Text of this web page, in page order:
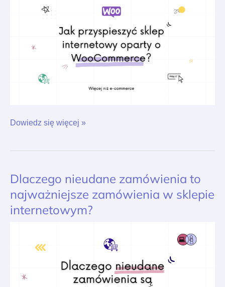
Dowiedz się więcej »
Dlaczego nieudane zamówienia to
najważniejsze zamówienia w sklepie
internetowym?
Dlaczego
nieudane
zamówienia
to
sklepie
internetowym?